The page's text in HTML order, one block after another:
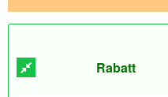
Rabatt